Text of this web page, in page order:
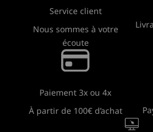
Service client
Nous sommes à votre
écoute
Paiement 3x ou 4x
À partir de 100€ d’achat